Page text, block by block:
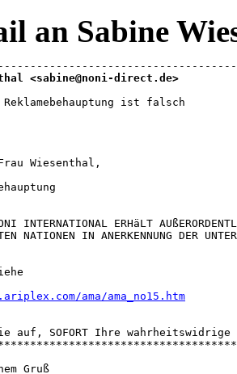
an Sabine
<sabine@noni-direct.de>
ist falsch
Wiesenthal,
INTERNATIONAL ERHäLT
NATIONEN IN ANERKENNUNG DER
ama/ama_no15.htm
auf, SOFORT Ihre wahrheitswidrige
Gruß